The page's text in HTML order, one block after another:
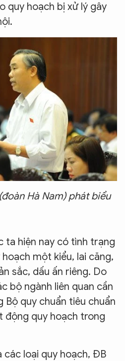
quy hoạch bị xử lý gây
Hà Nam) phát biểu
ta hiện nay có tình trạng
một kiểu, lai căng,
sắc, dấu ấn riêng. Do
bộ ngành liên quan cần
Bộ quy chuẩn tiêu chuẩn
động quy hoạch trong
các loại quy hoạch, ĐB